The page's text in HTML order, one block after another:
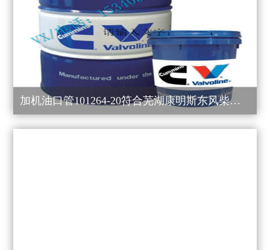
加机油口管101264-20符合芜湖康明斯东风柴油发电机 价格划算